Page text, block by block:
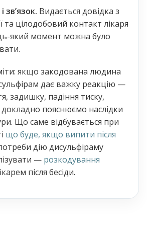
звʼязок. Видається довідка з
та цілодобовий контакт лікаря
який момент можна було
якщо закодована людина
дає важку реакцію —
задишку, падіння тиску,
пояснюємо наслідки
Що саме відбувається при
що буде, якщо випити після
дію дисульфіраму
— розкодування
після бесіди.